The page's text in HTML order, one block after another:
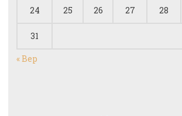
24 25 26 27 28
31
« Вер